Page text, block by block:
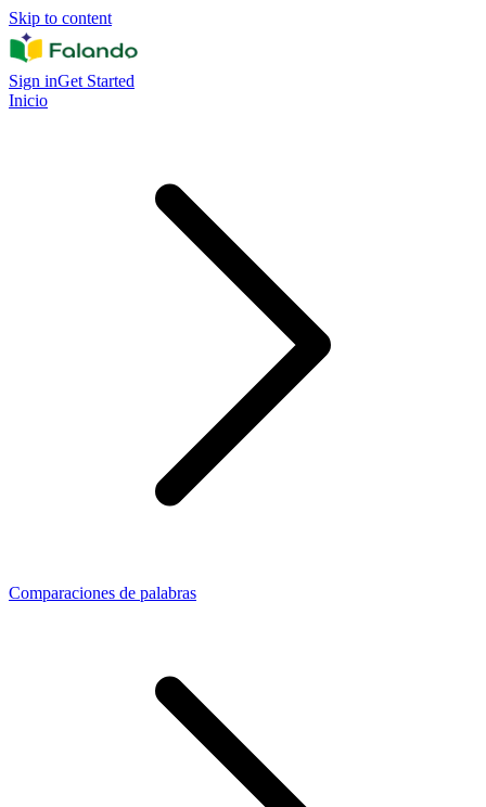
Skip to content
Sign inGet Started
Inicio
Comparaciones de palabras